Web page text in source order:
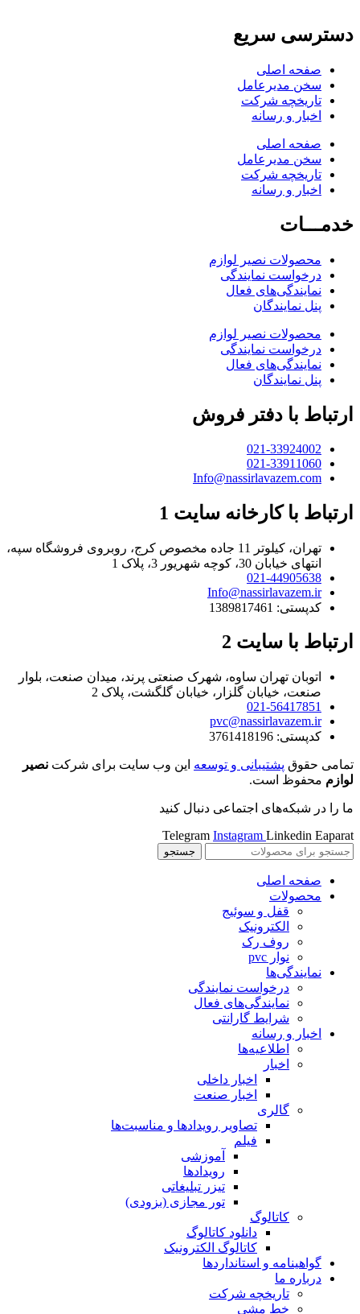
دسترسی سریع
صفحه اصلی
سخن مدیرعامل
تاریخچه شرکت
اخبار و رسانه
صفحه اصلی
سخن مدیرعامل
تاریخچه شرکت
اخبار و رسانه
خدمـــات
محصولات نصیر لوازم
درخواست نمایندگی
نمایندگی‌های فعال
پنل نمایندگان
محصولات نصیر لوازم
درخواست نمایندگی
نمایندگی‌های فعال
پنل نمایندگان
ارتباط با دفتر فروش
021-33924002
021-33911060
Info@nassirlavazem.com
ارتباط با کارخانه سایت 1
تهران، کیلوتر 11 جاده مخصوص کرج، روبروی فروشگاه سپه،
انتهای خیابان 30، کوچه شهریور 3، پلاک 1
021-44905638
Info@nassirlavazem.ir
کدپستی: 1389817461
ارتباط با سایت 2
اتوبان تهران ساوه، شهرک صنعتی پرند، میدان صنعت، بلوار
صنعت، خیابان گلزار، خیابان گلگشت، پلاک 2
021-56417851
pvc@nassirlavazem.ir
کدپستی: 3761418196
تمامی حقوق پشتیبانی و توسعه این وب سایت برای شرکت نصیر
لوازم محفوظ است.
ما را در شبکه‌های اجتماعی دنبال کنید
Telegram Instagram Linkedin Eaparat
جستجو
صفحه اصلی
محصولات
قفل و سوئیج
الکترونیک
روف رک
نوار pvc
نمایندگی‌ها
درخواست نمایندگی
نمایندگی‌های فعال
شرایط گارانتی
اخبار و رسانه
اطلاعیه‌ها
اخبار
اخبار داخلی
اخبار صنعت
گالری
تصاویر رویدادها و مناسبت‌ها
فیلم
آموزشی
رویدادها
تیزر تبلیغاتی
تور مجازی (بزودی)
کاتالوگ
دانلود کاتالوگ
کاتالوگ الکترونیک
گواهینامه و استانداردها
درباره ما
تاریخچه شرکت
خط مشی